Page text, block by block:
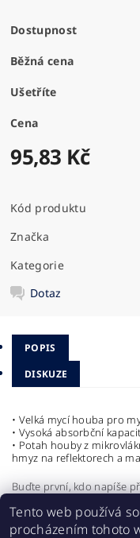
Dostupnost
Běžná cena
Ušetříte
Cena
95,83 Kč
Kód produktu
Značka
Kategorie
Dotaz
POPIS
DISKUZE
• Velká mycí houba pro
• Vysoká absorbční
• Potah houby z
hmyz na reflektorech a
Buďte první, kdo napíše
Přidat komentář
Tento web používá
procházením tohoto